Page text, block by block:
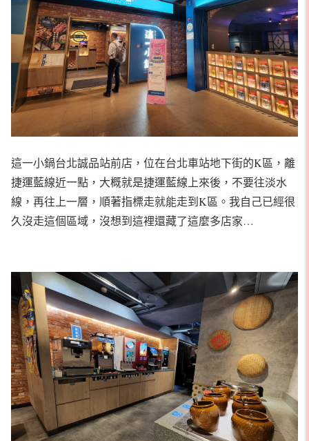
這一小鍋台北誠品站前店，位在台北車站地下街的K區，離
捷運藍線近一點，大概就是捷運藍線上來後，不要往淡水
線，再往上一層，順著指標走就能走到K區。我自己已經很
久沒走這個區域，沒想到這裡還藏了這麼多店家…